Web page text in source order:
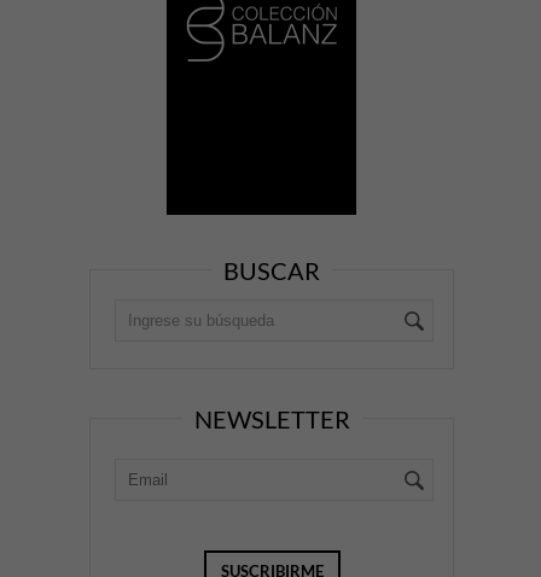
BUSCAR
NEWSLETTER